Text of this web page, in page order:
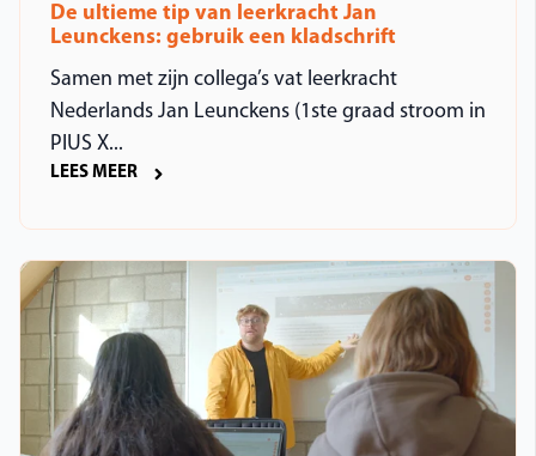
De ultieme tip van leerkracht Jan
Leunckens: gebruik een kladschrift
Samen met zijn collega’s vat leerkracht
Nederlands Jan Leunckens (1ste graad stroom in
PIUS X...
LEES MEER